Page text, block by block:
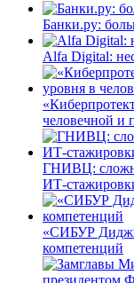
Банки.ру:
Alfa Digital:
человечной и
ГНИВЦ:
«СИБУР
компетенций